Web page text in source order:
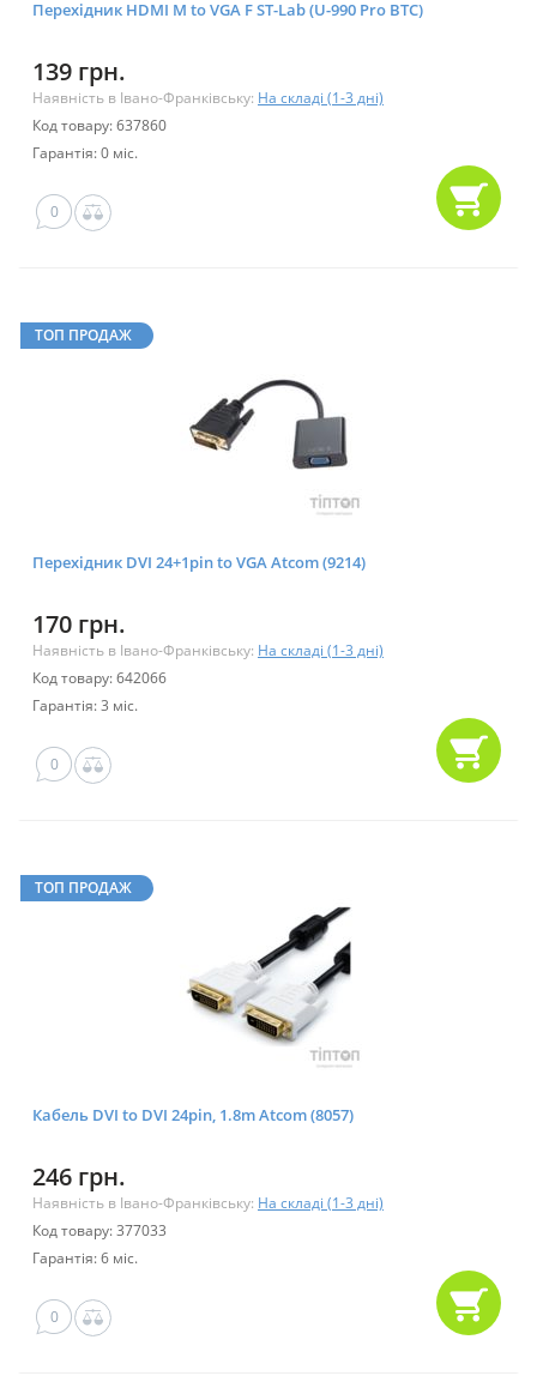
Перехідник HDMI M to VGA F ST-Lab (U-990 Pro BTC)
139 грн.
Наявність в Івано-Франківську: На складі (1-3 дні)
Код товару: 637860
Гарантія: 0 міс.
0
ТОП ПРОДАЖ
Перехідник DVI 24+1pin to VGA Atcom (9214)
170 грн.
Наявність в Івано-Франківську: На складі (1-3 дні)
Код товару: 642066
Гарантія: 3 міс.
0
ТОП ПРОДАЖ
Кабель DVI to DVI 24pin, 1.8m Atcom (8057)
246 грн.
Наявність в Івано-Франківську: На складі (1-3 дні)
Код товару: 377033
Гарантія: 6 міс.
0